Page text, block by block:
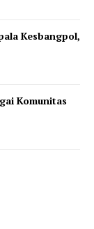
Kesbangpol,
Komunitas